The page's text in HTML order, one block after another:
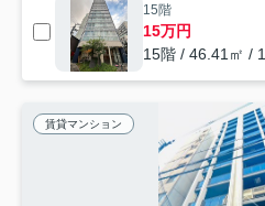
15階
15万円
15階 / 46.41㎡ /
賃貸マンション